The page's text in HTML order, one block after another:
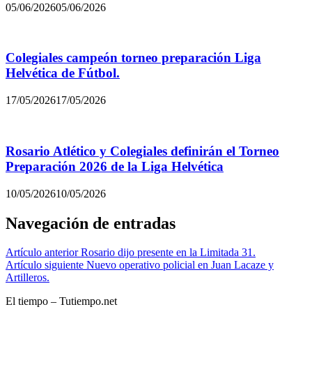
05/06/202605/06/2026
Colegiales campeón torneo preparación Liga
Helvética de Fútbol.
17/05/202617/05/2026
Rosario Atlético y Colegiales definirán el Torneo
Preparación 2026 de la Liga Helvética
10/05/202610/05/2026
Navegación de entradas
Artículo anterior Rosario dijo presente en la Limitada 31.
Artículo siguiente Nuevo operativo policial en Juan Lacaze y
Artilleros.
El tiempo – Tutiempo.net